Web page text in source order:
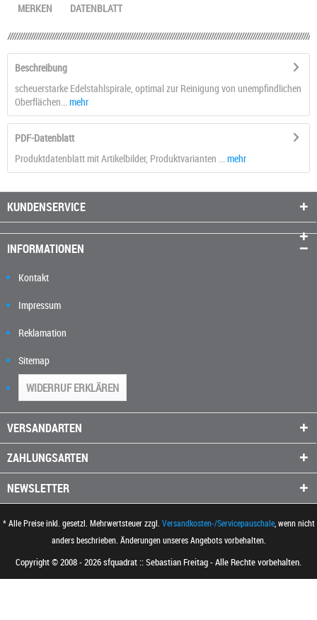
DATENBLATT
MERKEN
Beschreibung
scheuerstarke Edelstahlspirale, optimal zur Reinigung von unempfindlichen
Oberflächen...
mehr
PDF-Datenblatt
Produktdatenblatt mit Artikelbilder, Produktvarianten ... mehr
KUNDENSERVICE
INFORMATIONEN
Kontakt
Impressum
Reklamation
Sitemap
WIDERRUF ERKLÄREN
VERSANDARTEN
ZAHLUNGSARTEN
NEWSLETTER
* Alle Preise inkl. gesetzl. Mehrwertsteuer zzgl. Versandkosten-/Servicepauschale, wenn nicht
anders beschrieben. Änderungen unseres Angebots vorbehalten.
Copyright © 2008 - 2026 sfquadrat :: Sebastian Freitag - Alle Rechte vorbehalten.